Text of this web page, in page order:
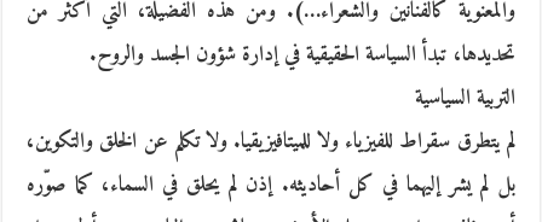
والمعنوية كالفنانين والشعراء…). ومن هذه الفضيلة، التي أكثر من
تحديدها، تبدأ السياسة الحقيقية في إدارة شؤون الجسد والروح.
التربية السياسية
لم يتطرق سقراط للفيزياء ولا للميتافيزيقيا. ولا تكلم عن الخلق والتكوين،
بل لم يشر إليهما في كل أحاديثه. إذن لم يحلق في السماء، كما صوّره